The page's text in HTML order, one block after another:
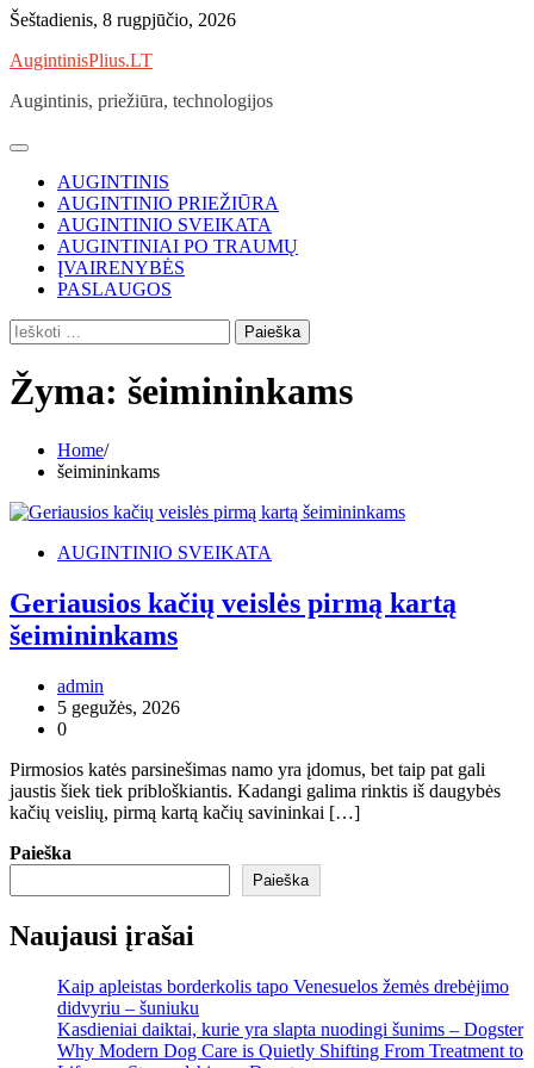
Skip
content
Šeštadienis, 8 rugpjūčio, 2026
AugintinisPlius.LT
Augintinis, priežiūra, technologijos
AUGINTINIS
AUGINTINIO PRIEŽIŪRA
AUGINTINIO SVEIKATA
AUGINTINIAI PO TRAUMŲ
ĮVAIRENYBĖS
PASLAUGOS
Ieškoti:
Žyma: šeimininkams
Home
šeimininkams
AUGINTINIO SVEIKATA
Geriausios kačių veislės pirmą kartą
šeimininkams
admin
5 gegužės, 2026
0
Pirmosios katės parsinešimas namo yra įdomus, bet taip pat gali
jaustis šiek tiek pribloškiantis. Kadangi galima rinktis iš daugybės
kačių veislių, pirmą kartą kačių savininkai […]
Paieška
Paieška
Naujausi įrašai
Kaip apleistas borderkolis tapo Venesuelos žemės drebėjimo
didvyriu – šuniuku
Kasdieniai daiktai, kurie yra slapta nuodingi šunims – Dogster
Why Modern Dog Care is Quietly Shifting From Treatment to